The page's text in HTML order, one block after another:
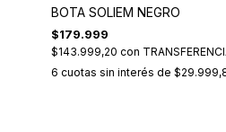
BOTA SOLIEM NEGRO
$179.999
$143.999,20 con
6 cuotas sin interés de